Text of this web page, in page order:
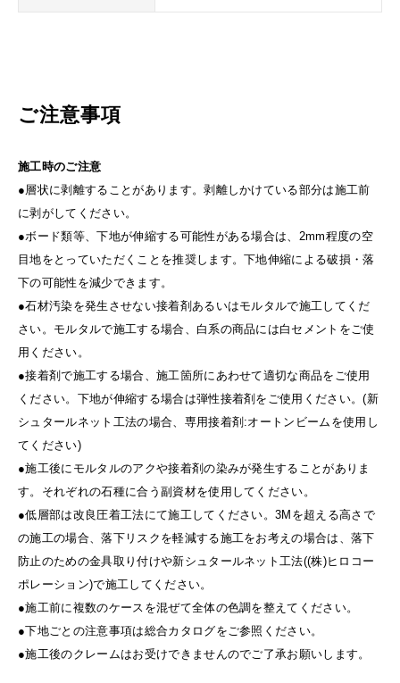
ご注意事項
施工時のご注意
●層状に剥離することがあります。剥離しかけている部分は施工前
に剥がしてください。
●ボード類等、下地が伸縮する可能性がある場合は、2mm程度の空
目地をとっていただくことを推奨します。下地伸縮による破損・落
下の可能性を減少できます。
●石材汚染を発生させない接着剤あるいはモルタルで施工してくだ
さい。モルタルで施工する場合、白系の商品には白セメントをご使
用ください。
●接着剤で施工する場合、施工箇所にあわせて適切な商品をご使用
ください。下地が伸縮する場合は弾性接着剤をご使用ください。(新
シュタールネット工法の場合、専用接着剤:オートンビームを使用し
てください)
●施工後にモルタルのアクや接着剤の染みが発生することがありま
す。それぞれの石種に合う副資材を使用してください。
●低層部は改良圧着工法にて施工してください。3Mを超える高さで
の施工の場合、落下リスクを軽減する施工をお考えの場合は、落下
防止のための金具取り付けや新シュタールネット工法((株)ヒロコー
ポレーション)で施工してください。
●施工前に複数のケースを混ぜて全体の色調を整えてください。
●下地ごとの注意事項は総合カタログをご参照ください。
●施工後のクレームはお受けできませんのでご了承お願いします。